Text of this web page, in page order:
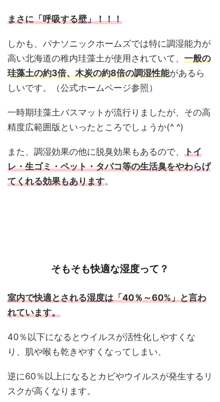
まさに「呼吸する壁」！！！
しかも、パナソニックホームズでは特に調湿能力が
高い北海道の稚内珪藻土が使用されていて、 一般の
珪藻土の約3倍、木炭の約8倍の調湿性能があるら
しいです。（公式ホームページ参照）
一時期珪藻土バスマットが流行りましたが、その高
精度広範囲版といったところでしょうか(^ ^)
また、調湿効果の他に脱臭効果もあるので、 トイ
レ・生ゴミ・ペット・タバコ等の生活臭をやわらげ
てくれる効果もあります。
そもそも快適な湿度って？
室内で快適とされる湿度は「40％～60%」と言わ
れています。
40％以下になるとウイルスが活性化しやすくな
り、肌や喉も乾きやすくなってしまい、
逆に60％以上になるとカビやウイルスが発生するリ
スクが高くなります。